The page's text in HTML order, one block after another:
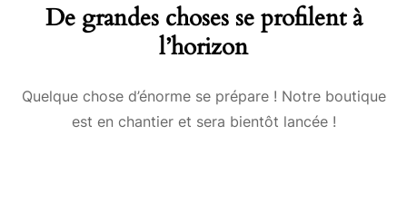
De grandes choses se profilent à
l’horizon
Quelque chose d’énorme se prépare ! Notre boutique
est en chantier et sera bientôt lancée !